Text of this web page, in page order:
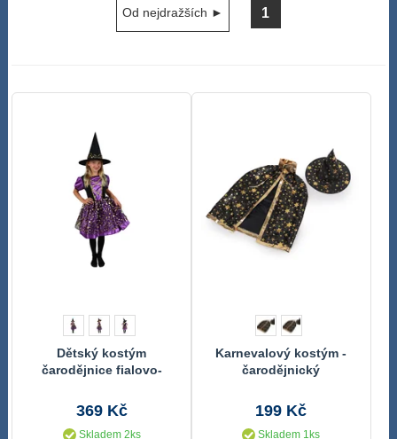
Od nejdražších ► 1
Dětský kostým
čarodějnice fialovo-
369 Kč
Skladem 2ks
Karnevalový kostým -
čarodějnický
199 Kč
Skladem 1ks